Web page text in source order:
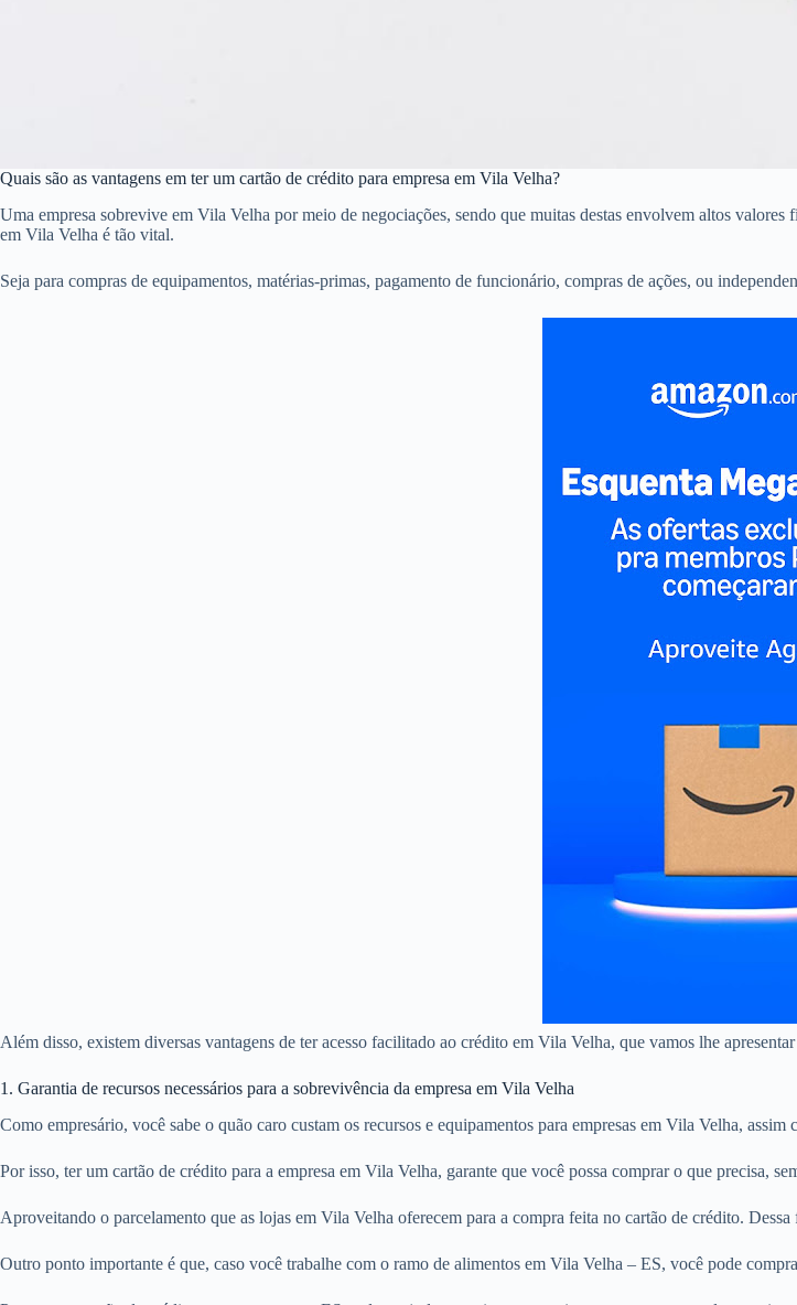
Quais são as vantagens em ter um cartão de crédito para empresa em Vila Velha?
Uma empresa sobrevive em Vila Velha por meio de negociações, sendo que muitas destas envolvem altos
em Vila Velha é tão vital.
Seja para compras de equipamentos, matérias-primas, pagamento de funcionário, compras de ações, ou
Além disso, existem diversas vantagens de ter acesso facilitado ao crédito em Vila Velha, que vamos lhe
1. Garantia de recursos necessários para a sobrevivência da empresa em Vila Velha
Como empresário, você sabe o quão caro custam os recursos e equipamentos para empresas em Vila Velha,
Por isso, ter um cartão de crédito para a empresa em Vila Velha, garante que você possa comprar o que precisa,
Aproveitando o parcelamento que as lojas em Vila Velha oferecem para a compra feita no cartão de crédito.
Outro ponto importante é que, caso você trabalhe com o ramo de alimentos em Vila Velha – ES, você pode